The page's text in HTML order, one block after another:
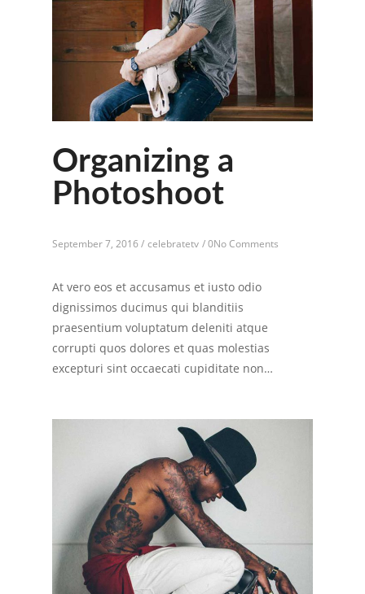
Organizing a
Photoshoot
September 7, 2016 / celebratetv /0No Comments
At vero eos et accusamus et iusto odio
dignissimos ducimus qui blanditiis
praesentium voluptatum deleniti atque
corrupti quos dolores et quas molestias
excepturi sint occaecati cupiditate non…